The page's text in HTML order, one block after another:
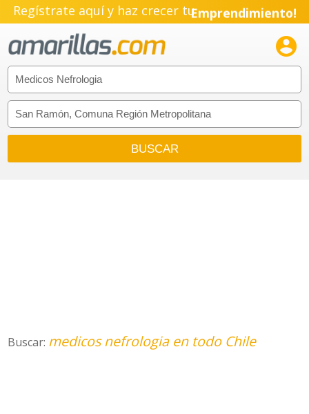
Regístrate aquí y haz crecer tuEmprendimiento!

Buscar: medicos nefrologia en todo Chile